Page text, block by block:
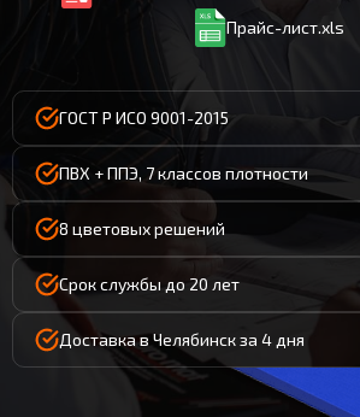
Прайс-лист.xls
ГОСТ Р ИСО 9001-2015
ПВХ + ППЭ, 7 классов плотности
8 цветовых решений
Срок службы до 20 лет
Доставка в Челябинск за 4 дня